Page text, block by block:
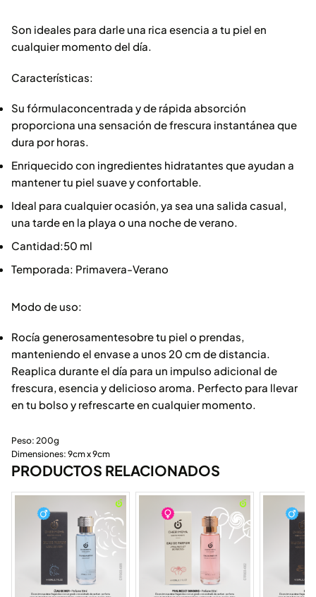
Son ideales para darle una rica esencia a tu piel en
cualquier momento del día.
Características:
Su fórmulaconcentrada y de rápida absorción
proporciona una sensación de frescura instantánea que
dura por horas.
Enriquecido con ingredientes hidratantes que ayudan a
mantener tu piel suave y confortable.
Ideal para cualquier ocasión, ya sea una salida casual,
una tarde en la playa o una noche de verano.
Cantidad:50 ml
Temporada: Primavera-Verano
Modo de uso:
Rocía generosamentesobre tu piel o prendas,
manteniendo el envase a unos 20 cm de distancia.
Reaplica durante el día para un impulso adicional de
frescura, esencia y delicioso aroma. Perfecto para llevar
en tu bolso y refrescarte en cualquier momento.
Peso: 200g
Dimensiones: 9cm x 9cm
PRODUCTOS RELACIONADOS